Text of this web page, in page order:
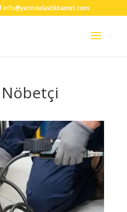
info@yerindelastiktamiri.com